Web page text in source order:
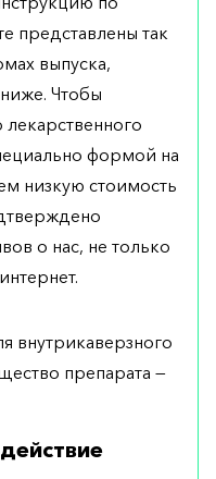
представлены так
выпуска,
Чтобы
формой на
низкую стоимость
о нас, не только
внутрикаверзного
препарата —